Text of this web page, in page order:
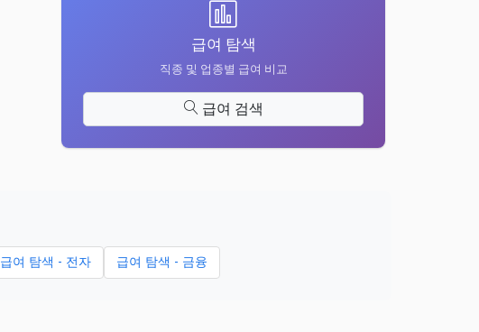
급여 탐색
직종 및 업종별 급여 비교
급여 검색
급여 탐색 - 전자 급여 탐색 - 금융